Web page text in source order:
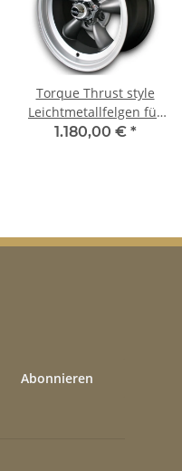
Torque Thrust style
Leichtmetallfelgen für
AMC Matador 8x15 ET 0
1.180,00 € *
Abonnieren